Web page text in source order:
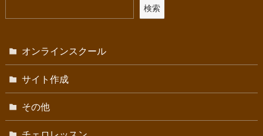
検索
オンラインスクール
サイト作成
その他